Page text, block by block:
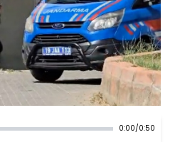
0:00/0:50